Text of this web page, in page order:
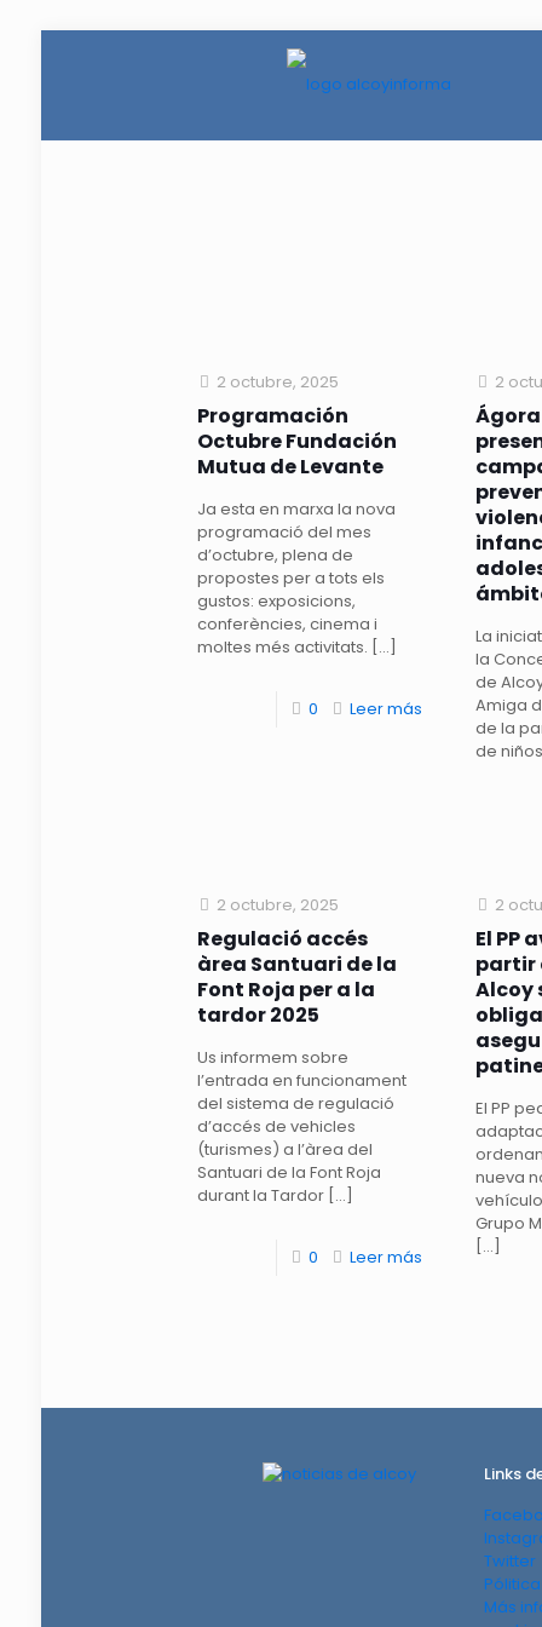
2 octubre, 2025
Programación
Octubre Fundación
Mutua de Levante
Ja esta en marxa la nova
programació del mes
d’octubre, plena de
propostes per a tots els
gustos: exposicions,
conferències, cinema i
moltes més activitats. […]
0 Leer más
2
La
la
de
Amiga
de la
de
2 octubre, 2025
Regulació accés
àrea Santuari de la
Font Roja per a la
tardor 2025
Us informem sobre
l’entrada en funcionament
del sistema de regulació
d’accés de vehicles
(turismes) a l’àrea del
Santuari de la Font Roja
durant la Tardor[…]
0 Leer más
2
El PP
partir
Alcoy
El PP
nueva
Grupo
[…]
Links
Twitter
Más